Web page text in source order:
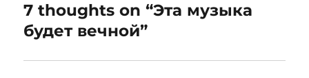
7 thoughts on “Эта музыка
будет вечной”